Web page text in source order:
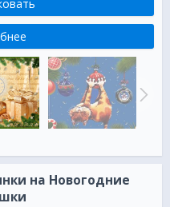
на Новогодние